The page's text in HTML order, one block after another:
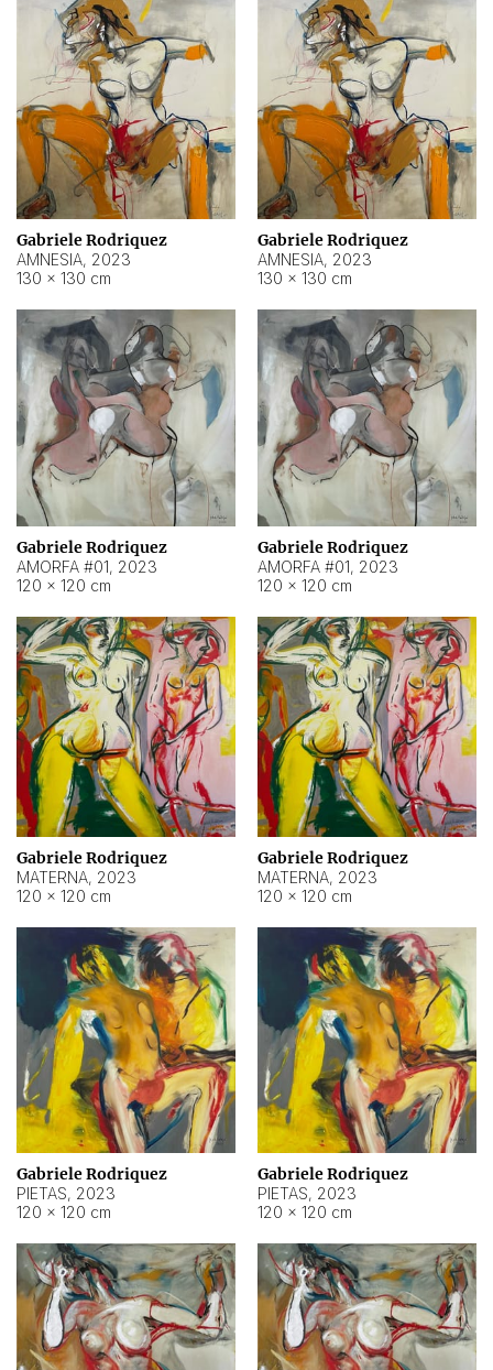
Gabriele Rodriquez
AMNESIA, 2023
130 × 130 cm
Gabriele Rodriquez
AMNESIA, 2023
130 × 130 cm
Gabriele Rodriquez
AMORFA #01, 2023
120 × 120 cm
Gabriele Rodriquez
AMORFA #01, 2023
120 × 120 cm
Gabriele Rodriquez
MATERNA, 2023
120 × 120 cm
Gabriele Rodriquez
MATERNA, 2023
120 × 120 cm
Gabriele Rodriquez
PIETAS, 2023
120 × 120 cm
Gabriele Rodriquez
PIETAS, 2023
120 × 120 cm